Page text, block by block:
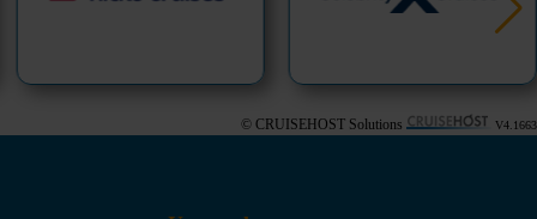
© CRUISEHOST Solutions V4.1663